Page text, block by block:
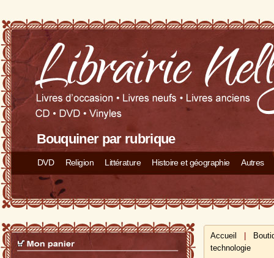
Bouquiner par rubrique
DVD Religion Littérature Histoire et géographie Autres
Accueil
technologie